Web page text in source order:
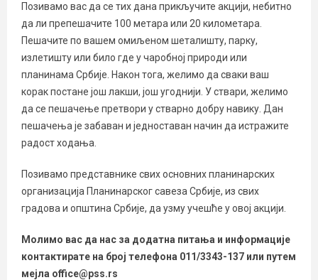
Позивамо вас да се тих дана прикључите акцији, небитно
да ли препешачите 100 метара или 20 километара.
Пешачите по вашем омиљеном шеталишту, парку,
излетишту или било где у чаробној природи или
планинама Србије. Након тога, желимо да сваки ваш
корак постане још лакши, још угоднији. У ствари, желимо
да се пешачење претвори у стварно добру навику. Дан
пешачења је забаван и једноставан начин да истражите
радост ходања.
Позивамо представнике свих основних планинарских
организација Планинарског савеза Србије, из свих
градова и општина Србије, да узму учешће у овој акцији.
Молимо вас да нас за додатна питања и информације
контактирате на број телефона 011/3343-137 или путем
мејла office@pss.rs